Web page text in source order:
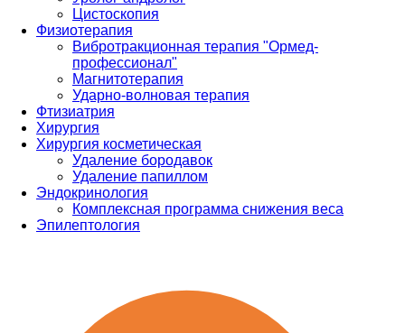
Цистоскопия
Физиотерапия
Вибротракционная терапия "Ормед-
профессионал"
Магнитотерапия
Ударно-волновая терапия
Фтизиатрия
Хирургия
Хирургия косметическая
Удаление бородавок
Удаление папиллом
Эндокринология
Комплексная программа снижения веса
Эпилептология